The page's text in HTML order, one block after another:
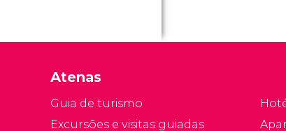
Atenas
Guia de turismo
Excursões e visitas guiadas